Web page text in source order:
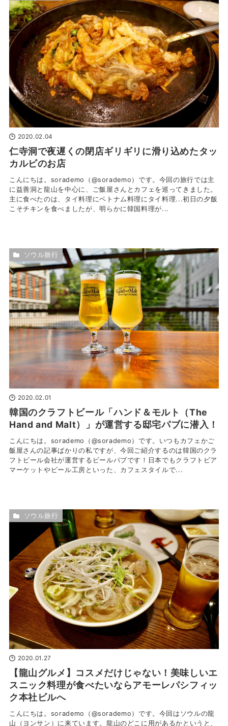
2020.02.04
仁寺洞で夜遅くの閉店ギリギリに滑り込めたタッ
カルビのお店
こんにちは。sorademo（@sorademo）です。今回の旅行では主
に益善洞と龍山を中心に、ご飯屋さんとカフェを巡ってきました。
主に食べたのは、タイ料理にベトナム料理にタイ料理...初日の夕飯
こそチキンを食べましたが、明らかに韓国料理が...
2020.02.01
韓国のクラフトビール「ハンド＆モルト（The
Hand and Malt）」が運営する邸宅パブに潜入！
こんにちは。sorademo（@sorademo）です。いつもカフェかご
飯屋さんの記事ばかりの私ですが、今回ご紹介するのは韓国のクラ
フトビール会社が運営するビールパブです！日本でもクラフトビア
マーケットやビール工房といった、カフェスタイルで...
ソウル旅行
2020.01.27
【龍山グルメ】コスメだけじゃない！美味しいエ
スニック料理が食べたいならアモーレパシフィッ
ク本社ビルへ
こんにちは。sorademo（@sorademo）です。今回はソウルの龍
山（ヨンサン）に来ています。龍山のどこに用があるかというと、
ソウル旅行